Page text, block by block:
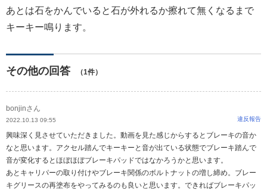
あとは石をかんでいると石が外れるか擦れて無くなるまで
キーキー鳴ります。
その他の回答 （1件）
bonjinさん
2022.10.13 09:55 違反報告
興味深く見させていただきました。動画を見た感じからするとブレーキの音か
なと思います。アクセル踏んでキーキーと音が出ている状態でブレーキ踏んで
音が変化するとほぼほぼブレーキパッドではなかろうかと思います。
あとキャリパーの取り付けやブレーキ関係のボルトナットの増し締め。ブレー
キグリースの再塗布をやってみるのも良いと思います。できればブレーキパッ